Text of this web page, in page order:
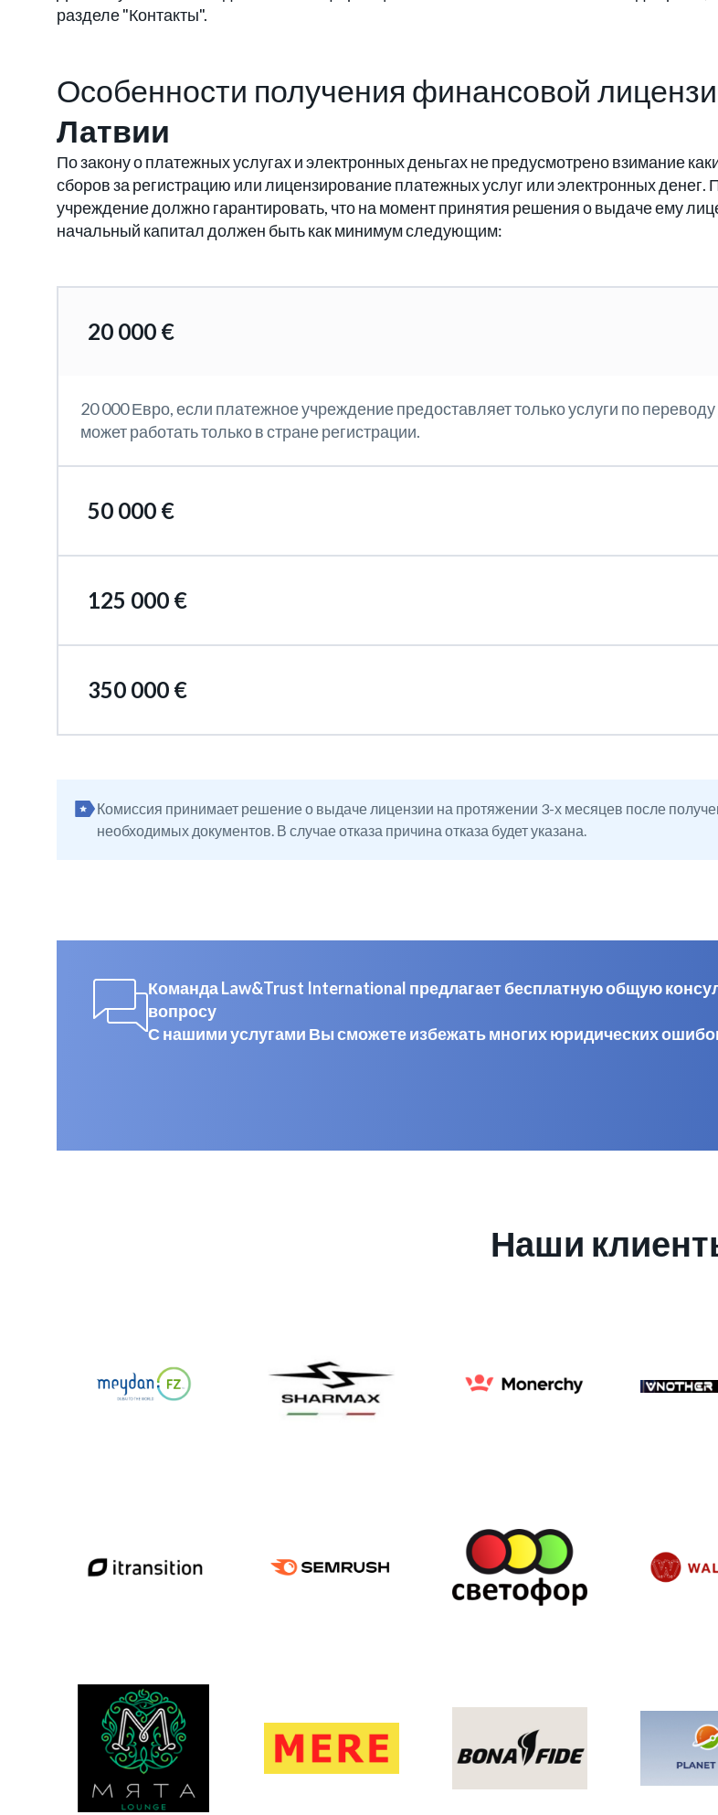
разделе "Контакты".
Особенности получения финансовой
Латвии
По закону о платежных услугах и электронных деньгах не предусмотрено взимание
сборов за регистрацию или лицензирование платежных услуг или электронных денег.
учреждение должно гарантировать, что на момент принятия решения о выдаче ему
начальный капитал должен быть как минимум следующим:
20 000 €
20 000 Евро, если платежное учреждение предоставляет только услуги по переводу
может работать только в стране регистрации.
50 000 €
125 000 €
350 000 €
Комиссия принимает решение о выдаче лицензии на протяжении 3-х месяцев после
необходимых документов. В случае отказа причина отказа будет указана.
Команда Law&Trust International предлагает бесплатную общую
вопросу
С нашими услугами Вы сможете избежать многих юридических
Наши